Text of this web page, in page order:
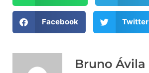
Facebook Twitter
Bruno Ávila